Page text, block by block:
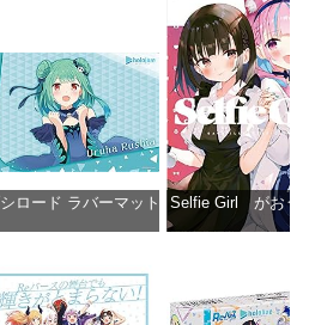
製 塗装済み完成品フィギュア PP942
ロード ラバーマットコレクション
Selfie Girl がおう